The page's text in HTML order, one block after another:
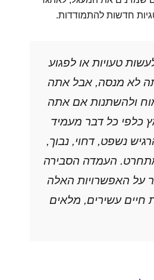
חדשות להתמודדות.
טעויות או לפגוע
לא מנסה, אבל אתה
ולהשתנות אם אתה
כלפי כל דבר מעמיד
נשפט, דחוי, נבוך,
העמדה הסבירה
על האפשרויות האלה
חיים עשירים, מלאים